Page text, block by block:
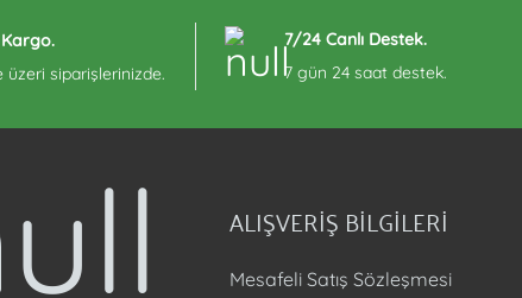
üzeri siparişlerinizde.
7/24 Canlı Destek.
7 gün 24 saat destek.
ALIŞVERİŞ BİLGİLERİ
Mesafeli Satış Sözleşmesi